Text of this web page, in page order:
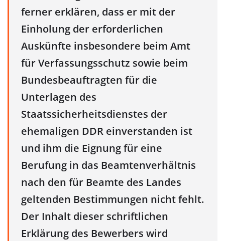
ferner erklären, dass er mit der
Einholung der erforderlichen
Auskünfte insbesondere beim Amt
für Verfassungsschutz sowie beim
Bundesbeauftragten für die
Unterlagen des
Staatssicherheitsdienstes der
ehemaligen DDR einverstanden ist
und ihm die Eignung für eine
Berufung in das Beamtenverhältnis
nach den für Beamte des Landes
geltenden Bestimmungen nicht fehlt.
Der Inhalt dieser schriftlichen
Erklärung des Bewerbers wird